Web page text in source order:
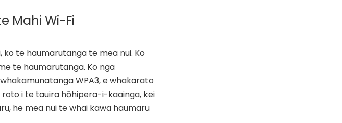
Mahi Wi-Fi
te haumarutanga te mea nui. Ko
te haumarutanga. Ko nga
WPA3, e whakarato
i te tauira hōhipera-i-kaainga, kei
he mea nui te whai kawa haumaru